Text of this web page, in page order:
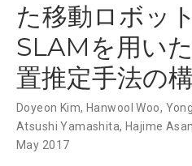
た移動ロボッ
SLAMを用い
置推定手法の
Doyeon Kim, Hanwool Woo,
Atsushi Yamashita, Hajime
May 2017